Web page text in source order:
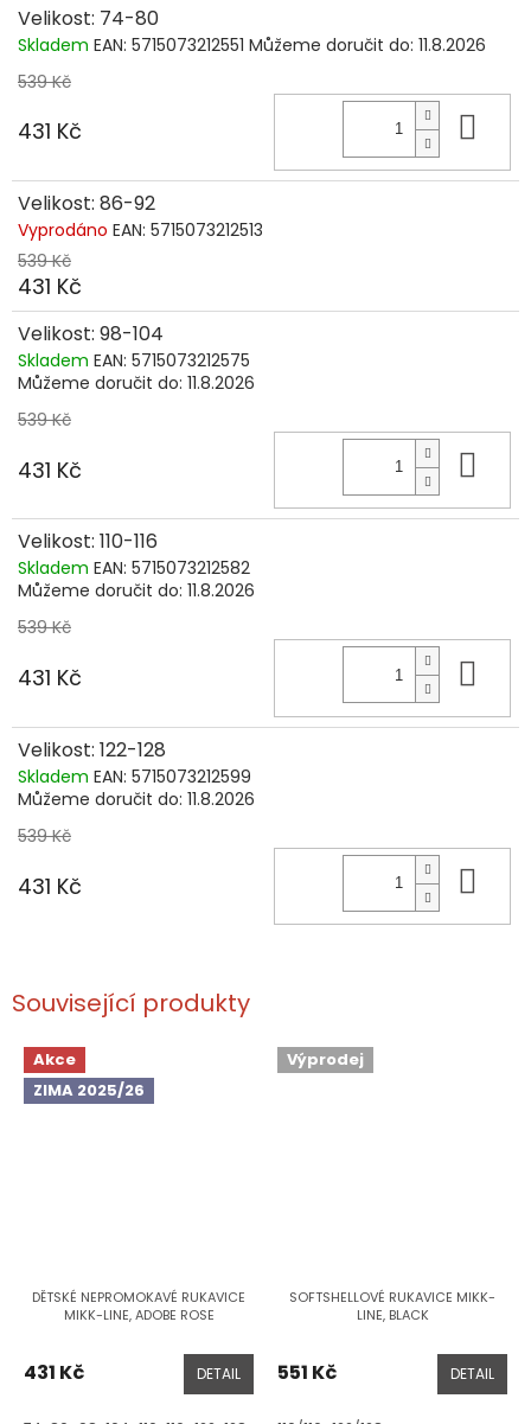
Velikost: 74-80
Skladem EAN: 5715073212551 Můžeme doručit do: 11.8.2026
539 Kč
431 Kč
Velikost: 86-92
Vyprodáno EAN: 5715073212513
539 Kč
431 Kč
Velikost: 98-104
Skladem EAN: 5715073212575
Můžeme doručit do: 11.8.2026
539 Kč
431 Kč
Velikost: 110-116
Skladem EAN: 5715073212582
Můžeme doručit do: 11.8.2026
539 Kč
431 Kč
Velikost: 122-128
Skladem EAN: 5715073212599
Můžeme doručit do: 11.8.2026
539 Kč
431 Kč
Související produkty
Akce
ZIMA 2025/26
DĚTSKÉ NEPROMOKAVÉ RUKAVICE
MIKK-LINE, ADOBE ROSE
431 Kč DETAIL
Výprodej
SOFTSHELLOVÉ RUKAVICE MIKK-
LINE, BLACK
551 Kč DETAIL